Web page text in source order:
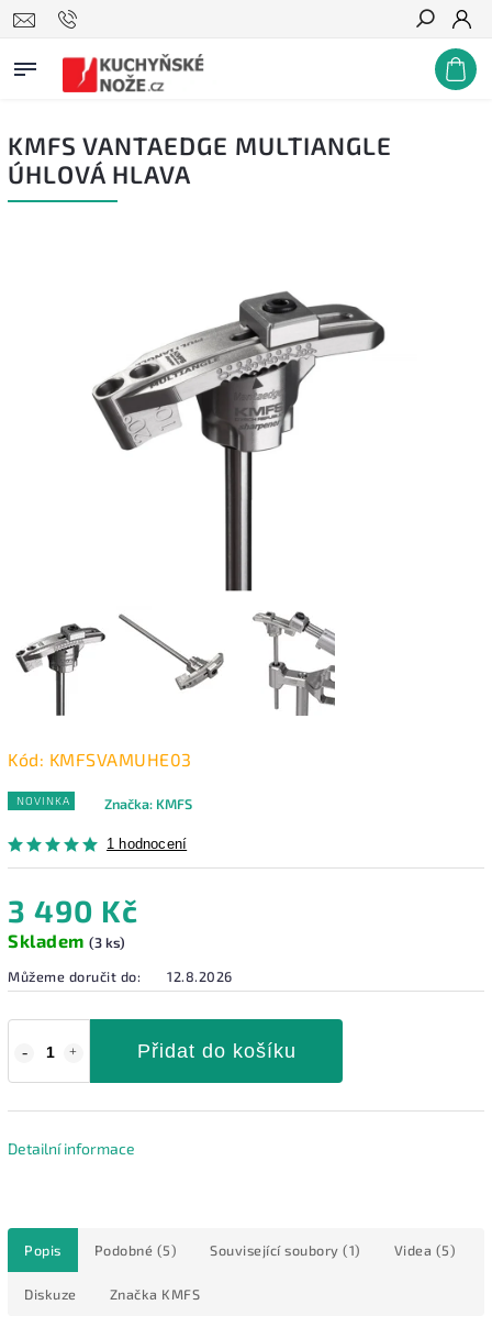
Hledat
KMFS VANTAEDGE MULTIANGLE
ÚHLOVÁ HLAVA
Kód: KMFSVAMUHE03
NOVINKA
1 hodnocení
Značka: KMFS
3 490 Kč
Skladem (3 ks)
Můžeme doručit do:
12.8.2026
Přidat do košíku
Detailní informace
Popis Podobné (5) Související soubory (1) Videa (5)
Diskuze Značka KMFS